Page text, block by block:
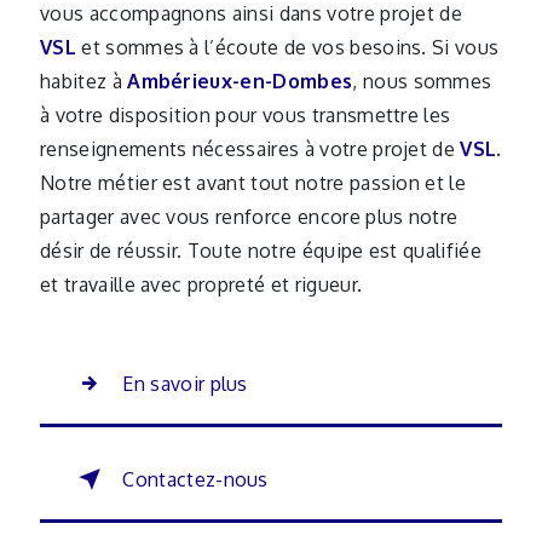
vous accompagnons ainsi dans votre projet de
VSL et sommes à l’écoute de vos besoins. Si vous
habitez àAmbérieux-en-Dombes, nous sommes
à votre disposition pour vous transmettre les
renseignements nécessaires à votre projet deVSL.
Notre métier est avant tout notre passion et le
partager avec vous renforce encore plus notre
désir de réussir. Toute notre équipe est qualifiée
et travaille avec propreté et rigueur.
En savoir plus
Contactez-nous